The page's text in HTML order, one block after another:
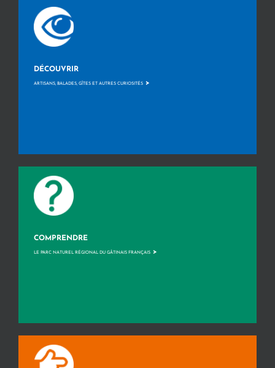
DÉCOUVRIR
ARTISANS, BALADES, GÎTES ET AUTRES CURIOSITÉS >
COMPRENDRE
LE PARC NATUREL RÉGIONAL DU GÂTINAIS FRANÇAIS >